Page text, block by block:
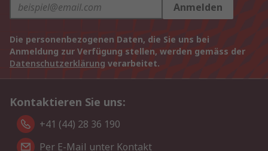
Anmelden
Die personenbezogenen Daten, die Sie uns bei
Anmeldung zur Verfügung stellen, werden gemäss der
Datenschutzerklärung verarbeitet.
Kontaktieren Sie uns:
+41 (44) 28 36 190
Per E-Mail unter Kontakt